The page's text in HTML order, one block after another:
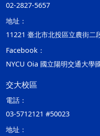
02-2827-5657
地址：
11221 臺北市北投區立農街二
Facebook：
NYCU Oia 國立陽明交通大學
交大校區
電話：
03-5712121 #50023
地址：